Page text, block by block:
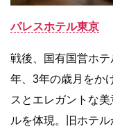
パレスホテル東京
戦後、国有国営ホ
年、3年の歳月をか
スとエレガントな
ルを体現。旧ホテ